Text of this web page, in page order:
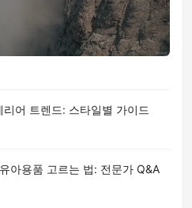
어 트렌드: 스타일별 가이드
아용품 고르는 법: 전문가 Q&A